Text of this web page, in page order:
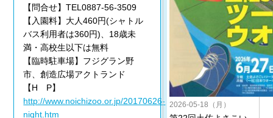
【問合せ】TEL0887-56-3509
【入園料】大人460円(シャトル
バス利用者は360円)、18歳未
満・高校生以下は無料
【臨時駐車場】フジグラン野
市、創造広場アクトランド
【H P】
http://www.noichizoo.or.jp/20170626-
night.htm
2026-05-18（月）